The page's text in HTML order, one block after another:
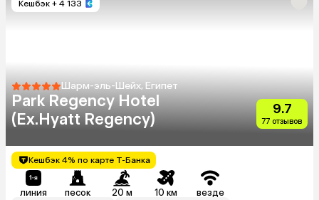
Кешбэк + 4 133
Шарм-эль-Шейх, Египет
Park Regency Hotel
(Ex.Hyatt Regency)
9.7
77 отзывов
Кешбэк 4% по карте Т-Банка
линия песок 20 м 10 км везде